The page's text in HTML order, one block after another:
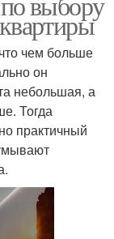
чем больше
он
небольшая, а
Тогда
практичный